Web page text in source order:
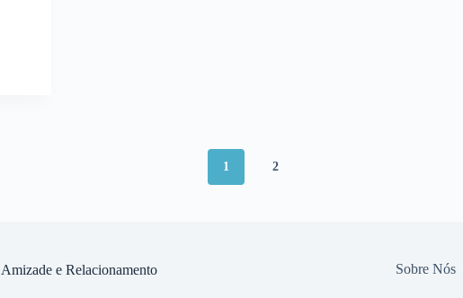
1 2
Amizade e Relacionamento Sobre Nós